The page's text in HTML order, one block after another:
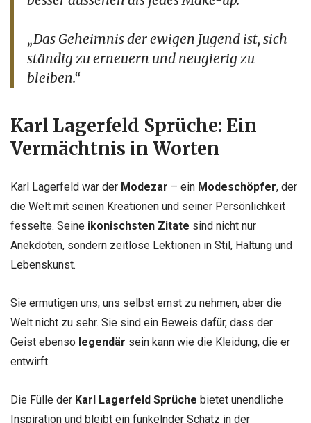
„Das Geheimnis der ewigen Jugend ist, sich
ständig zu erneuern und neugierig zu
bleiben.“
Karl Lagerfeld Sprüche: Ein
Vermächtnis in Worten
Karl Lagerfeld war der Modezar – ein Modeschöpfer, der
die Welt mit seinen Kreationen und seiner Persönlichkeit
fesselte. Seine ikonischsten Zitate sind nicht nur
Anekdoten, sondern zeitlose Lektionen in Stil, Haltung und
Lebenskunst.
Sie ermutigen uns, uns selbst ernst zu nehmen, aber die
Welt nicht zu sehr. Sie sind ein Beweis dafür, dass der
Geist ebenso legendär sein kann wie die Kleidung, die er
entwirft.
Die Fülle der Karl Lagerfeld Sprüche bietet unendliche
Inspiration und bleibt ein funkelnder Schatz in der